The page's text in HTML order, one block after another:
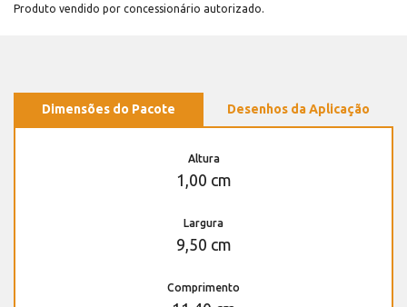
Produto vendido por concessionário autorizado.
Dimensões do Pacote Desenhos da Aplicação
Altura
1,00 cm
Largura
9,50 cm
Comprimento